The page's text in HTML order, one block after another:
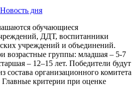
Новость дня
обучающиеся
ДДТ, воспитанники
учреждений и объединений.
возрастные группы: младшая – 5-7
– 12–15 лет. Победители будут
состава организационного комитета
Главные критерии при оценке